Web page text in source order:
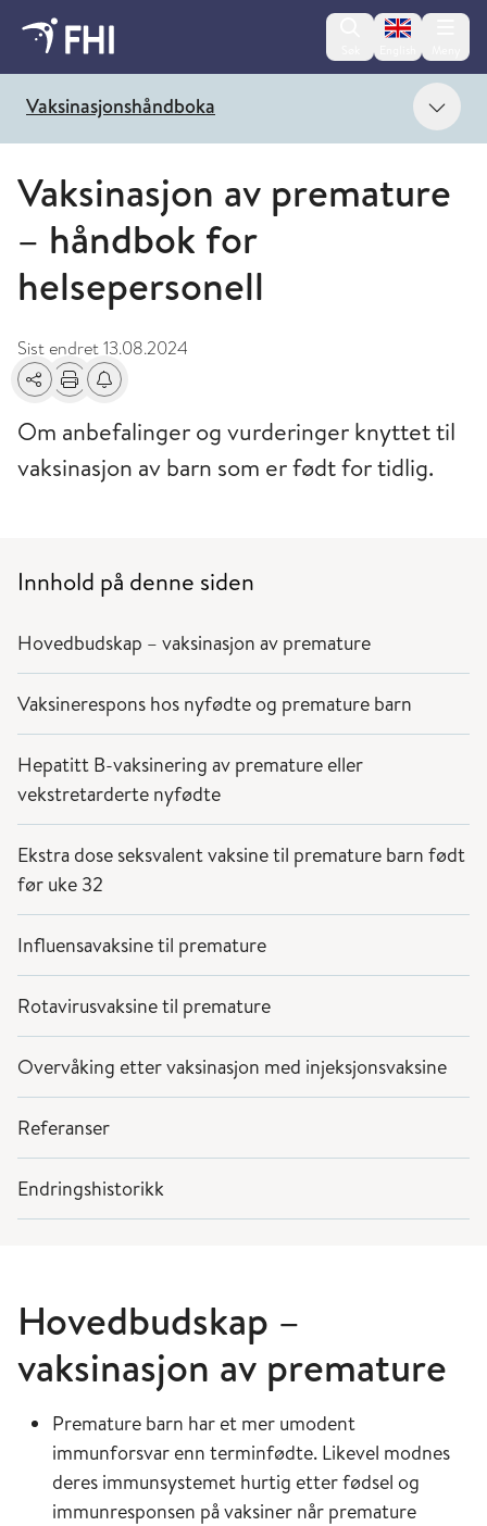
Change
Vaksinasjonshåndboka Vis
Vaksinasjon av premature
– håndbok for
helsepersonell
Sist endret13.08.2024
Del Skriv utFå varsel om endringer
Om anbefalinger og vurderinger knyttet til
vaksinasjon av barn som er født for tidlig.
Innhold på denne siden
Hovedbudskap – vaksinasjon av premature
Vaksinerespons hos nyfødte og premature barn
Hepatitt B-vaksinering av premature eller
vekstretarderte nyfødte
Ekstra dose seksvalent vaksine til premature barn født
før uke 32
Influensavaksine til premature
Rotavirusvaksine til premature
Overvåking etter vaksinasjon med injeksjonsvaksine
Referanser
Endringshistorikk
Hovedbudskap –
vaksinasjon av premature
Premature barn har et mer umodent
immunforsvar enn terminfødte. Likevel modnes
deres immunsystemet hurtig etter fødsel og
immunresponsen på vaksiner når premature